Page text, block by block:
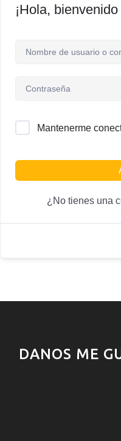
¡Hola,
Mantenerme
¿No tienes una
DANOS ME